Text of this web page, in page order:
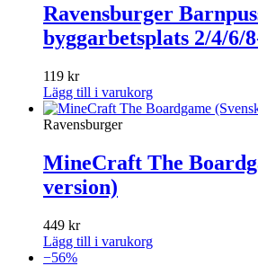
Ravensburger
byggarbetsplats 2/4/6/
119 kr
Lägg till i varukorg
Ravensburger
MineCraft The
version)
449 kr
Lägg till i varukorg
−56%